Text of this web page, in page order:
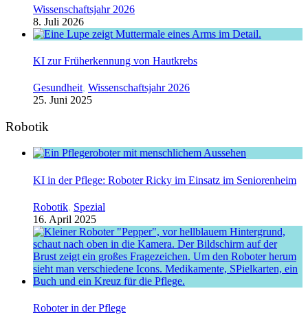
Wissenschaftsjahr 2026
8. Juli 2026
KI zur Früherkennung von Hautkrebs
Gesundheit, Wissenschaftsjahr 2026
25. Juni 2025
Robotik
KI in der Pflege: Roboter Ricky im Einsatz im Seniorenheim
Robotik, Spezial
16. April 2025
Roboter in der Pflege